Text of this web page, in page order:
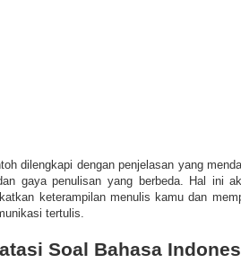
dilengkapi dengan penjelasan yang
gaya penulisan yang berbeda. Hal ini
keterampilan menulis kamu dan
tertulis.
Soal Bahasa